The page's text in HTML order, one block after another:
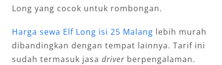
Long yang cocok untuk rombongan.
Harga sewa Elf Long isi 25 Malang lebih murah
dibandingkan dengan tempat lainnya. Tarif ini
sudah termasuk jasa driverberpengalaman.